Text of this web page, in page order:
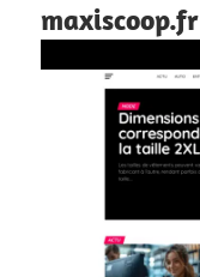
maxiscoop.fr